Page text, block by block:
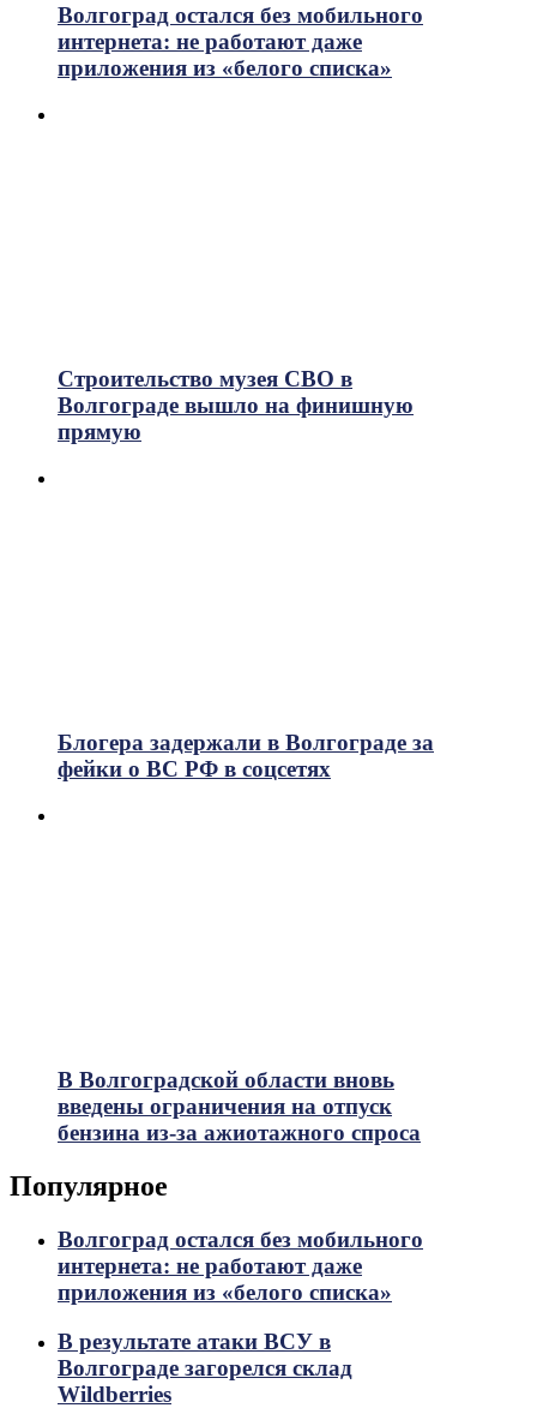
Волгоград остался без мобильного
интернета: не работают даже
приложения из «белого списка»
Строительство музея СВО в
Волгограде вышло на финишную
прямую
Блогера задержали в Волгограде за
фейки о ВС РФ в соцсетях
В Волгоградской области вновь
введены ограничения на отпуск
бензина из-за ажиотажного спроса
Популярное
Волгоград остался без мобильного
интернета: не работают даже
приложения из «белого списка»
В результате атаки ВСУ в
Волгограде загорелся склад
Wildberries